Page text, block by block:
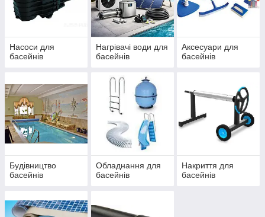
Насоси для
басейнів
Нагрівачі води для
басейнів
Аксесуари для
басейнів
Будівництво
басейнів
Обладнання для
басейнів
Накриття для
басейнів